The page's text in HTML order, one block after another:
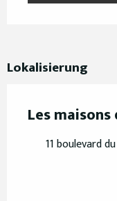
Lokalisierung
Les
11 boulevard